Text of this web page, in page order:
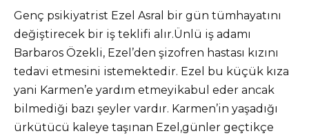
Genç psikiyatrist Ezel Asral bir gün tümhayatını
değiştirecek bir iş teklifi alır.Ünlü iş adamı
Barbaros Özekli, Ezel’den şizofren hastası kızını
tedavi etmesini istemektedir. Ezel bu küçük kıza
yani Karmen’e yardım etmeyikabul eder ancak
bilmediği bazı şeyler vardır. Karmen’in yaşadığı
ürkütücü kaleye taşınan Ezel,günler geçtikçe